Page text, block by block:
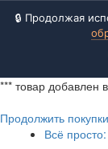
🔒 Продолжая
*** товар добавлен
Продолжить покупки
Всё